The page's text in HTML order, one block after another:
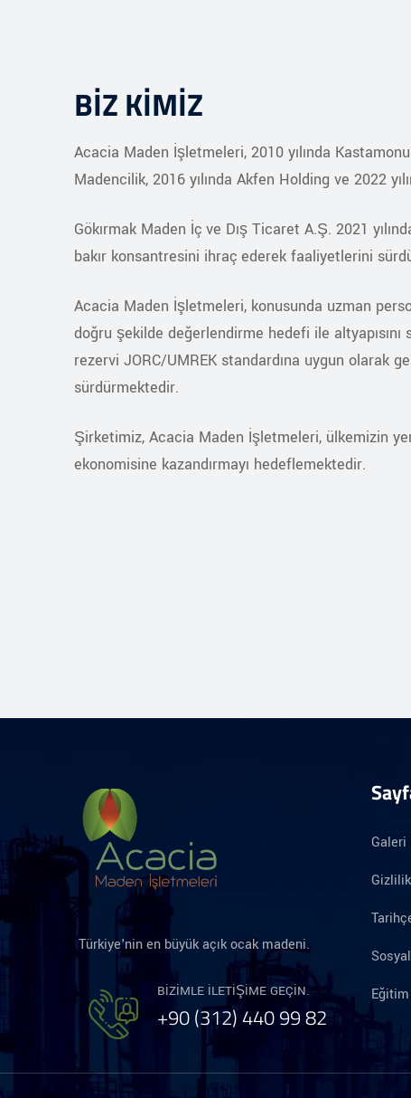
BİZ KİMİZ
Acacia Maden İşletmeleri, 2010 yılında
Madencilik, 2016 yılında Akfen Holding ve 2022
Gökırmak Maden İç ve Dış Ticaret A.Ş. 2021
bakır konsantresini ihraç ederek faaliyetlerini
Acacia Maden İşletmeleri, konusunda uzman
doğru şekilde değerlendirme hedefi ile
rezervi JORC/UMREK standardına uygun olarak
sürdürmektedir.
Şirketimiz, Acacia Maden İşletmeleri, ülkemizin
ekonomisine kazandırmayı hedeflemektedir.
Türkiye'nin en büyük açık ocak madeni.
BIZIMLE ILETIŞIME GEÇIN.
+90 (312) 440 99 82
Galeri
Gizlilik